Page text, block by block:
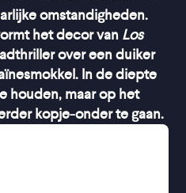
omstandigheden.
het decor van Los
over een duiker
In de diepte
houden, maar op het
kopje-onder te gaan.
was duiker, en de